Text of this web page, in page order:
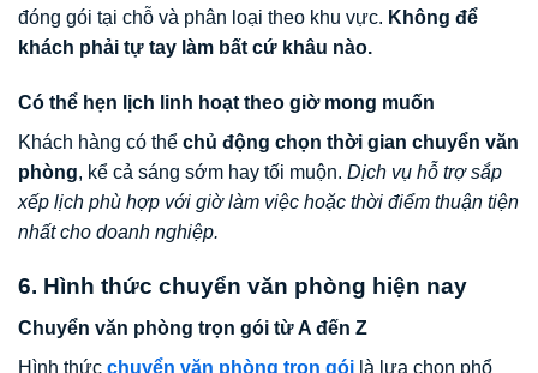
đóng gói tại chỗ và phân loại theo khu vực. Không để
khách phải tự tay làm bất cứ khâu nào.
Có thể hẹn lịch linh hoạt theo giờ mong muốn
Khách hàng có thể chủ động chọn thời gian chuyển văn
phòng, kể cả sáng sớm hay tối muộn. Dịch vụ hỗ trợ sắp
xếp lịch phù hợp với giờ làm việc hoặc thời điểm thuận tiện
nhất cho doanh nghiệp.
6. Hình thức chuyển văn phòng hiện nay
Chuyển văn phòng trọn gói từ A đến Z
Hình thức chuyển văn phòng trọn gói là lựa chọn phổ